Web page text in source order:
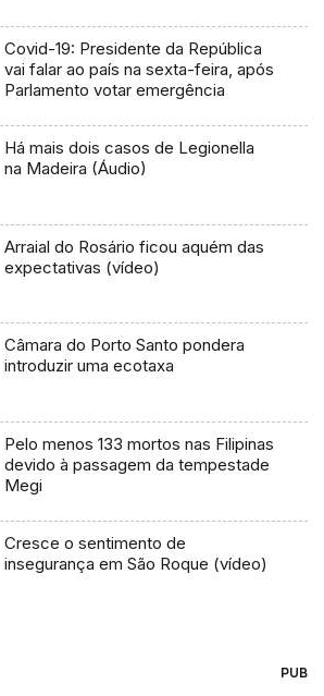
Covid-19: Presidente da República
vai falar ao país na sexta-feira, após
Parlamento votar emergência
Há mais dois casos de Legionella
na Madeira (Áudio)
Arraial do Rosário ficou aquém das
expectativas (vídeo)
Câmara do Porto Santo pondera
introduzir uma ecotaxa
Pelo menos 133 mortos nas Filipinas
devido à passagem da tempestade
Megi
Cresce o sentimento de
insegurança em São Roque (vídeo)
PUB